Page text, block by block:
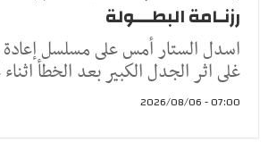
رزنـامة البطـــولة
اسدل الستار أمس على مسلسل إعادة
غلى اثر الجدل الكبير بعد الخطأ
07:00 - 2026/08/06